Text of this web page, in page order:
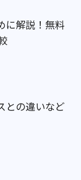
に解説！無料
との違いなど